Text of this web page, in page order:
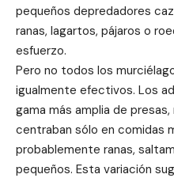
pequeños depredadores
ranas, lagartos, pájaros o
esfuerzo.
Pero no todos los
igualmente efectivos. Los
gama más amplia de
centraban sólo en comidas
probablemente ranas,
pequeños. Esta variación